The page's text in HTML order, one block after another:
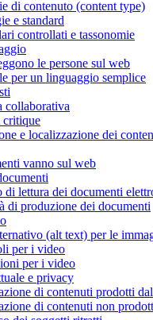
di contenuto (content type)
e standard
controllati e tassonomie
le persone sul web
per un linguaggio semplice
collaborativa
critique
e localizzazione dei
vanno sul web
di lettura dei documenti
di produzione dei documenti
(alt text) per le
per i video
per i video
e privacy
di contenuti prodotti
di contenuti non